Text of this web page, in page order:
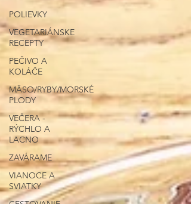
POLIEVKY
VEGETARIÁNSKE
RECEPTY
PEČIVO A
KOLÁČE
MÄSO/RYBY/MORSKÉ
PLODY
VEČERA -
RÝCHLO A
LACNO
ZAVÁRAME
VIANOCE A
SVIATKY